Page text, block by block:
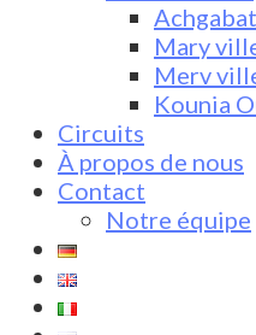
Achgabat
Mary
Merv
Kounia
Circuits
À propos de nous
Contact
Notre équipe